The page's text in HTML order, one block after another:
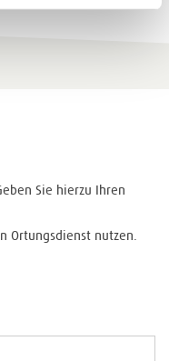
Sie hierzu Ihren
Ortungsdienst nutzen.